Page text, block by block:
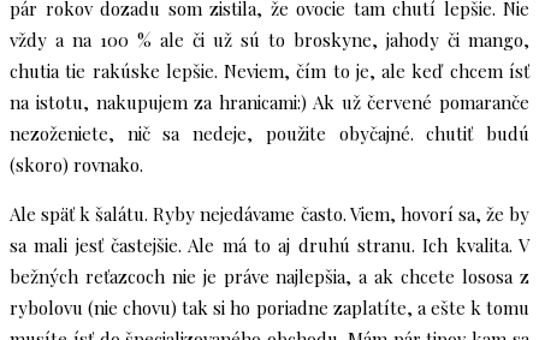
pár rokov dozadu som zistila, že ovocie tam chutí lepšie. Nie
vždy a na 100 % ale či už sú to broskyne, jahody či mango,
chutia tie rakúske lepšie. Neviem, čím to je, ale keď chcem ísť
na istotu, nakupujem za hranicami:) Ak už červené pomaranče
nezoženiete, nič sa nedeje, použite obyčajné. chutiť budú
(skoro) rovnako.
Ale späť k šalátu. Ryby nejedávame často. Viem, hovorí sa, že by
sa mali jesť častejšie. Ale má to aj druhú stranu. Ich kvalita. V
bežných reťazcoch nie je práve najlepšia, a ak chcete lososa z
rybolovu (nie chovu) tak si ho poriadne zaplatíte, a ešte k tomu